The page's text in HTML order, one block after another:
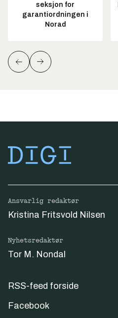
seksjon for
garantiordningen i
Norad
Ansvarlig redaktør
Kristina Fritsvold Nilsen
Nyhetsredaktør
Tor M. Nondal
RSS-feed forside
Facebook